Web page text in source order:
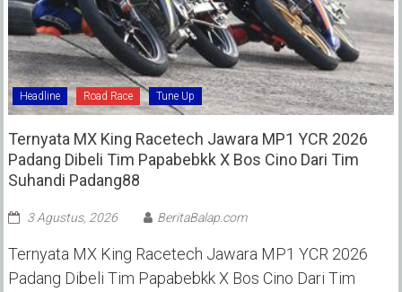
Headline Road Race Tune Up
Ternyata MX King Racetech Jawara MP1 YCR 2026
Padang Dibeli Tim Papabebkk X Bos Cino Dari Tim
Suhandi Padang88
3 Agustus, 2026 BeritaBalap.com
Ternyata MX King Racetech Jawara MP1 YCR 2026
Padang Dibeli Tim Papabebkk X Bos Cino Dari Tim